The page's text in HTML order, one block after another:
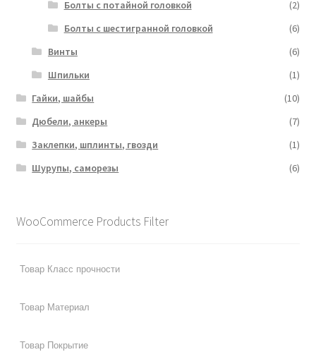
Болты с потайной головкой
(2)
Болты с шестигранной головкой
(6)
Винты
(6)
Шпильки
(1)
Гайки, шайбы
(10)
Дюбели, анкеры
(7)
Заклепки, шплинты, гвозди
(1)
Шурупы, саморезы
(6)
WooCommerce Products Filter